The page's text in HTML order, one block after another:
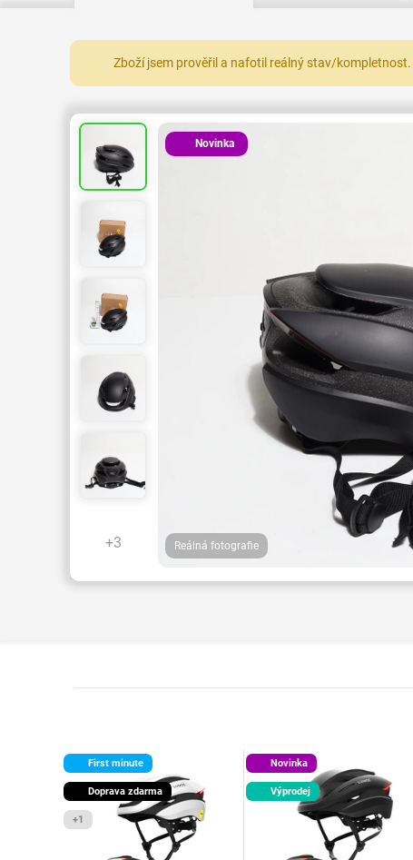
Zboží jsem prověřil a nafotil reálný stav/kompletnost.
+3
Novinka
Reálná fotografie
First minute
Doprava zdarma
+1
Novinka
Výprodej